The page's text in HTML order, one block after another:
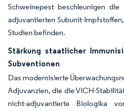
Schweinepest beschleunigen
adjuvantierten Subunit-
Studien befinden.
Stärkung staatlicher
Subventionen
Das modernisierte
Adjuvanzien, die die VICH-
nicht-adjuvantierte Biologika